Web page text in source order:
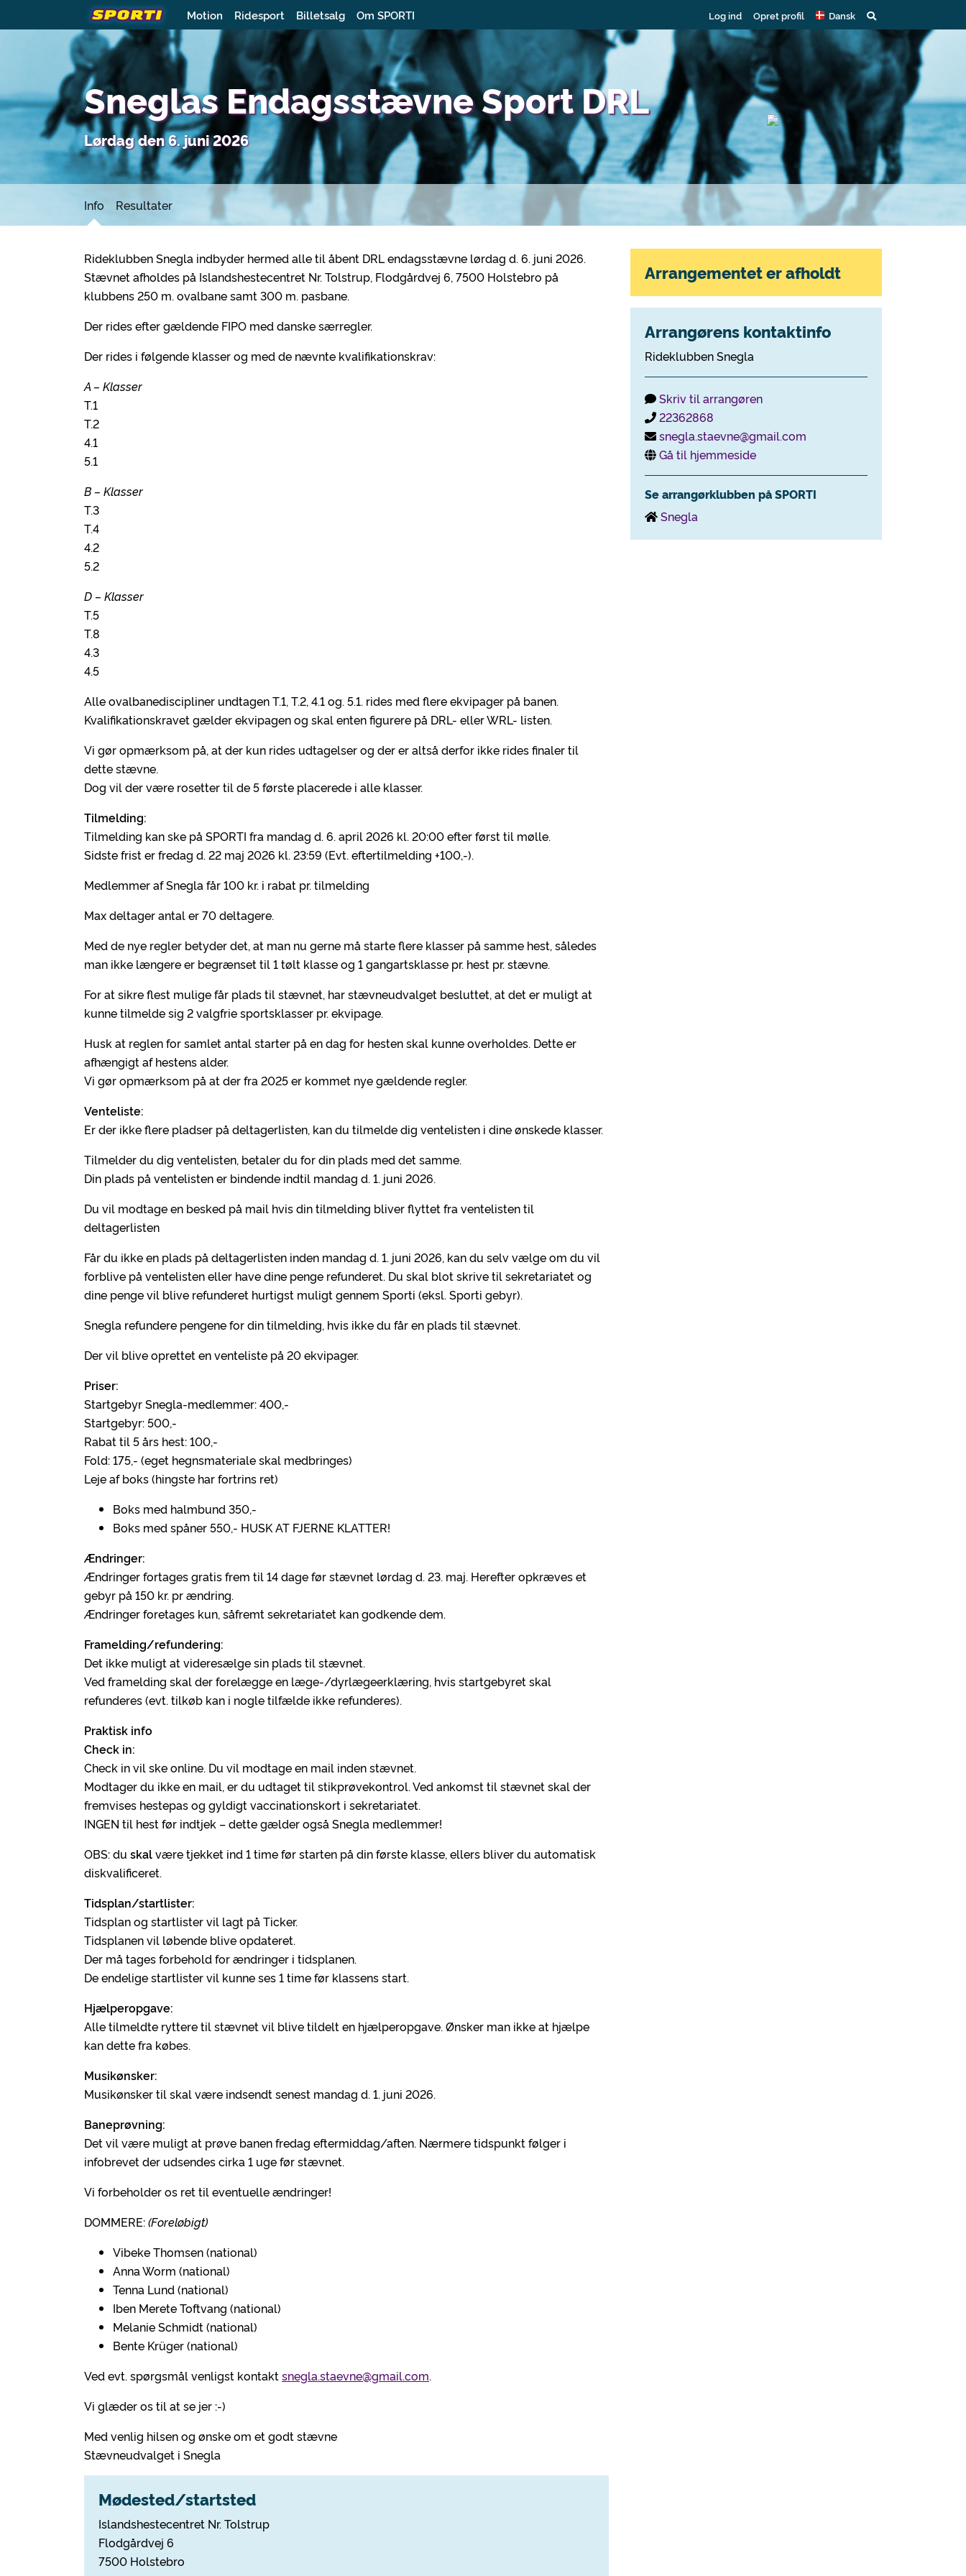
Motion Ridesport Billetsalg Om SPORTI Log ind Opret profil Dansk
Sneglas Endagsstævne Sport DRL
Lørdag den 6. juni 2026
Info Resultater
Rideklubben Snegla indbyder hermed alle til åbent DRL endagsstævne lørdag d. 6. juni 2026.
Stævnet afholdes på Islandshestecentret Nr. Tolstrup, Flodgårdvej 6, 7500 Holstebro på
klubbens 250 m. ovalbane samt 300 m. pasbane.
Der rides efter gældende FIPO med danske særregler.
Der rides i følgende klasser og med de nævnte kvalifikationskrav:
A – Klasser
T.1
T.2
4.1
5.1
B – Klasser
T.3
T.4
4.2
5.2
D – Klasser
T.5
T.8
4.3
4.5
Alle ovalbanediscipliner undtagen T.1, T.2, 4.1 og. 5.1. rides med flere ekvipager på banen.
Kvalifikationskravet gælder ekvipagen og skal enten figurere på DRL- eller WRL- listen.
Vi gør opmærksom på, at der kun rides udtagelser og der er altså derfor ikke rides finaler til
dette stævne.
Dog vil der være rosetter til de 5 første placerede i alle klasser.
Tilmelding:
Tilmelding kan ske på SPORTI fra mandag d. 6. april 2026 kl. 20:00 efter først til mølle.
Sidste frist er fredag d. 22 maj 2026 kl. 23:59 (Evt. eftertilmelding +100,-).
Medlemmer af Snegla får 100 kr. i rabat pr. tilmelding
Max deltager antal er 70 deltagere.
Med de nye regler betyder det, at man nu gerne må starte flere klasser på samme hest, således
man ikke længere er begrænset til 1 tølt klasse og 1 gangartsklasse pr. hest pr. stævne.
For at sikre flest mulige får plads til stævnet, har stævneudvalget besluttet, at det er muligt at
kunne tilmelde sig 2 valgfrie sportsklasser pr. ekvipage.
Husk at reglen for samlet antal starter på en dag for hesten skal kunne overholdes. Dette er
afhængigt af hestens alder.
Vi gør opmærksom på at der fra 2025 er kommet nye gældende regler.
Venteliste:
Er der ikke flere pladser på deltagerlisten, kan du tilmelde dig ventelisten i dine ønskede klasser.
Tilmelder du dig ventelisten, betaler du for din plads med det samme.
Din plads på ventelisten er bindende indtil mandag d. 1. juni 2026.
Du vil modtage en besked på mail hvis din tilmelding bliver flyttet fra ventelisten til
deltagerlisten
Får du ikke en plads på deltagerlisten inden mandag d. 1. juni 2026, kan du selv vælge om du vil
forblive på ventelisten eller have dine penge refunderet. Du skal blot skrive til sekretariatet og
dine penge vil blive refunderet hurtigst muligt gennem Sporti (eksl. Sporti gebyr).
Snegla refundere pengene for din tilmelding, hvis ikke du får en plads til stævnet.
Der vil blive oprettet en venteliste på 20 ekvipager.
Priser:
Startgebyr Snegla-medlemmer: 400,-
Startgebyr: 500,-
Rabat til 5 års hest: 100,-
Fold: 175,- (eget hegnsmateriale skal medbringes)
Leje af boks (hingste har fortrins ret)
Boks med halmbund 350,-
Boks med spåner 550,- HUSK AT FJERNE KLATTER!
Ændringer:
Ændringer fortages gratis frem til 14 dage før stævnet lørdag d. 23. maj. Herefter opkræves et
gebyr på 150 kr. pr ændring.
Ændringer foretages kun, såfremt sekretariatet kan godkende dem.
Framelding/refundering:
Det ikke muligt at videresælge sin plads til stævnet.
Ved framelding skal der forelægge en læge-/dyrlægeerklæring, hvis startgebyret skal
refunderes (evt. tilkøb kan i nogle tilfælde ikke refunderes).
Praktisk info
Check in:
Check in vil ske online. Du vil modtage en mail inden stævnet.
Modtager du ikke en mail, er du udtaget til stikprøvekontrol. Ved ankomst til stævnet skal der
fremvises hestepas og gyldigt vaccinationskort i sekretariatet.
INGEN til hest før indtjek – dette gælder også Snegla medlemmer!
OBS: du skalvære tjekket ind 1 time før starten på din første klasse, ellers bliver du automatisk
diskvalificeret.
Tidsplan/startlister:
Tidsplan og startlister vil lagt på Ticker.
Tidsplanen vil løbende blive opdateret.
Der må tages forbehold for ændringer i tidsplanen.
De endelige startlister vil kunne ses 1 time før klassens start.
Hjælperopgave:
Alle tilmeldte ryttere til stævnet vil blive tildelt en hjælperopgave. Ønsker man ikke at hjælpe
kan dette fra købes.
Musikønsker:
Musikønsker til skal være indsendt senest mandag d. 1. juni 2026.
Baneprøvning:
Det vil være muligt at prøve banen fredag eftermiddag/aften. Nærmere tidspunkt følger i
infobrevet der udsendes cirka 1 uge før stævnet.
Vi forbeholder os ret til eventuelle ændringer!
DOMMERE:(Foreløbigt)
Vibeke Thomsen (national)
Anna Worm (national)
Tenna Lund (national)
Iben Merete Toftvang (national)
Melanie Schmidt (national)
Bente Krüger (national)
Ved evt. spørgsmål venligst kontaktsnegla.staevne@gmail.com.
Vi glæder os til at se jer :-)
Med venlig hilsen og ønske om et godt stævne
Stævneudvalget i Snegla
Mødested/startsted
Islandshestecentret Nr. Tolstrup
Flodgårdvej 6
7500 Holstebro
Arrangementet er afholdt
Arrangørens kontaktinfo
Rideklubben Snegla
Skriv til arrangøren
22362868
snegla.staevne@gmail.com
Gå til hjemmeside
Se arrangørklubben på SPORTI
Snegla